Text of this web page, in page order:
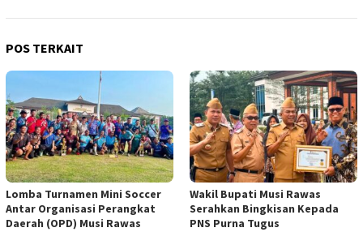
POS TERKAIT
Lomba Turnamen Mini Soccer
Antar Organisasi Perangkat
Daerah (OPD) Musi Rawas
Wakil Bupati Musi Rawas
Serahkan Bingkisan Kepada
PNS Purna Tugus